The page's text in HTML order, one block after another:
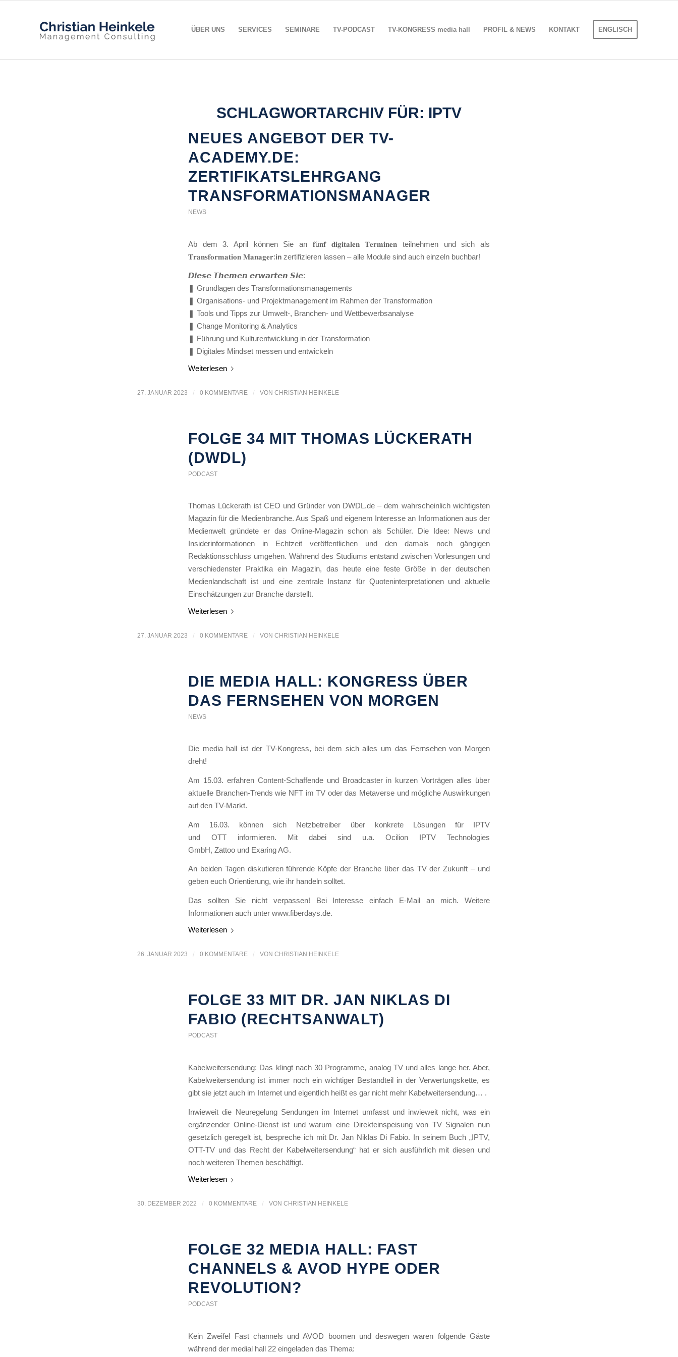
ÜBER UNS SERVICES SEMINARE TV-PODCAST TV-KONGRESS media hall PROFIL & NEWS KONTAKT ENGLISCH
SCHLAGWORTARCHIV FÜR: IPTV
NEUES ANGEBOT DER TV-
ACADEMY.DE:
ZERTIFIKATSLEHRGANG
TRANSFORMATIONSMANAGER
NEWS
Ab dem 3. April können Sie an 𝐟ü𝐧𝐟 𝐝𝐢𝐠𝐢𝐭𝐚𝐥𝐞𝐧 𝐓𝐞𝐫𝐦𝐢𝐧𝐞𝐧 teilnehmen und sich als
𝐓𝐫𝐚𝐧𝐬𝐟𝐨𝐫𝐦𝐚𝐭𝐢𝐨𝐧 𝐌𝐚𝐧𝐚𝐠𝐞𝐫:𝗶𝗻 zertifizieren lassen – alle Module sind auch einzeln buchbar!
𝘿𝙞𝙚𝙨𝙚 𝙏𝙝𝙚𝙢𝙚𝙣 𝙚𝙧𝙬𝙖𝙧𝙩𝙚𝙣 𝙎𝙞𝙚:
❚ Grundlagen des Transformationsmanagements
❚ Organisations- und Projektmanagement im Rahmen der Transformation
❚ Tools und Tipps zur Umwelt-, Branchen- und Wettbewerbsanalyse
❚ Change Monitoring & Analytics
❚ Führung und Kulturentwicklung in der Transformation
❚ Digitales Mindset messen und entwickeln
Weiterlesen
27. JANUAR 2023 / 0 KOMMENTARE / VON CHRISTIAN HEINKELE
FOLGE 34 MIT THOMAS LÜCKERATH
(DWDL)
PODCAST
Thomas Lückerath ist CEO und Gründer von DWDL.de – dem wahrscheinlich wichtigsten
Magazin für die Medienbranche. Aus Spaß und eigenem Interesse an Informationen aus der
Medienwelt gründete er das Online-Magazin schon als Schüler. Die Idee: News und
Insiderinformationen in Echtzeit veröffentlichen und den damals noch gängigen
Redaktionsschluss umgehen. Während des Studiums entstand zwischen Vorlesungen und
verschiedenster Praktika ein Magazin, das heute eine feste Größe in der deutschen
Medienlandschaft ist und eine zentrale Instanz für Quoteninterpretationen und aktuelle
Einschätzungen zur Branche darstellt.
Weiterlesen
27. JANUAR 2023 / 0 KOMMENTARE / VON CHRISTIAN HEINKELE
DIE MEDIA HALL: KONGRESS ÜBER
DAS FERNSEHEN VON MORGEN
NEWS
Die media hall ist der TV-Kongress, bei dem sich alles um das Fernsehen von Morgen
dreht!
Am 15.03. erfahren Content-Schaffende und Broadcaster in kurzen Vorträgen alles über
aktuelle Branchen-Trends wie NFT im TV oder das Metaverse und mögliche Auswirkungen
auf den TV-Markt.
Am 16.03. können sich Netzbetreiber über konkrete Lösungen für IPTV
und OTT informieren. Mit dabei sind u.a. Ocilion IPTV Technologies
GmbH, Zattoo und Exaring AG.
An beiden Tagen diskutieren führende Köpfe der Branche über das TV der Zukunft – und
geben euch Orientierung, wie ihr handeln solltet.
Das sollten Sie nicht verpassen! Bei Interesse einfach E-Mail an mich. Weitere
Informationen auch unter www.fiberdays.de.
Weiterlesen
26. JANUAR 2023 / 0 KOMMENTARE / VON CHRISTIAN HEINKELE
FOLGE 33 MIT DR. JAN NIKLAS DI
FABIO (RECHTSANWALT)
PODCAST
Kabelweitersendung: Das klingt nach 30 Programme, analog TV und alles lange her. Aber,
Kabelweitersendung ist immer noch ein wichtiger Bestandteil in der Verwertungskette, es
gibt sie jetzt auch im Internet und eigentlich heißt es gar nicht mehr Kabelweitersendung… .
Inwieweit die Neuregelung Sendungen im Internet umfasst und inwieweit nicht, was ein
ergänzender Online-Dienst ist und warum eine Direkteinspeisung von TV Signalen nun
gesetzlich geregelt ist, bespreche ich mit Dr. Jan Niklas Di Fabio. In seinem Buch „IPTV,
OTT-TV und das Recht der Kabelweitersendung“ hat er sich ausführlich mit diesen und
noch weiteren Themen beschäftigt.
Weiterlesen
30. DEZEMBER 2022 / 0 KOMMENTARE / VON CHRISTIAN HEINKELE
FOLGE 32 MEDIA HALL: FAST
CHANNELS & AVOD HYPE ODER
REVOLUTION?
PODCAST
Kein Zweifel Fast channels und AVOD boomen und deswegen waren folgende Gäste
während der medial hall 22 eingeladen das Thema: